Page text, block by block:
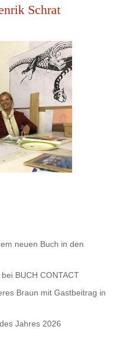
Schrat
neuen Buch in den
BUCH CONTACT
Braun mit Gastbeitrag in
Jahres 2026